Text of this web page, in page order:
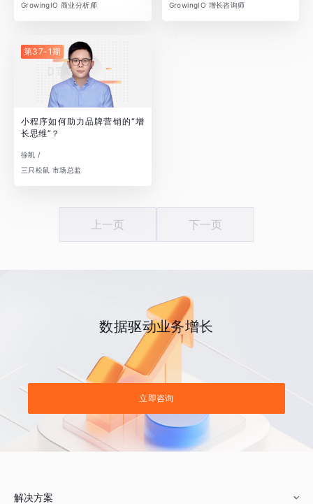
GrowingIO 商业分析师
GrowingIO 增长咨询师
第37-1期
小程序如何助力品牌营销的“增
长思维”？
徐凯 /
三只松鼠 市场总监
上一页 下一页
数据驱动业务增长
立即咨询
解决方案